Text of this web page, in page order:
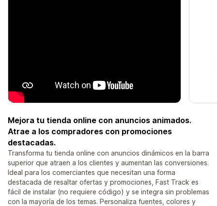
Mejora tu tienda online con anuncios animados.
Atrae a los compradores con promociones
destacadas.
Transforma tu tienda online con anuncios dinámicos en la barra
superior que atraen a los clientes y aumentan las conversiones.
Ideal para los comerciantes que necesitan una forma
destacada de resaltar ofertas y promociones, Fast Track es
fácil de instalar (no requiere código) y se integra sin problemas
con la mayoría de los temas. Personaliza fuentes, colores y